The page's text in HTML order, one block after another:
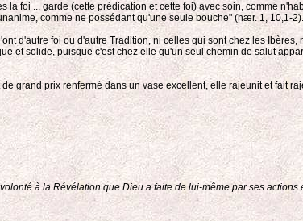
foi ... garde (cette prédication et cette foi) avec soin, comme
comme ne possédant qu'une seule bouche" (hær. 1, 10,1-2).
d'autre foi ou d'autre Tradition, ni celles qui sont chez les Ibères,
et solide, puisque c'est chez elle qu'un seul chemin de salut
grand prix renfermé dans un vase excellent, elle rajeunit et fait
à la Révélation que Dieu a faite de lui-même par ses actions